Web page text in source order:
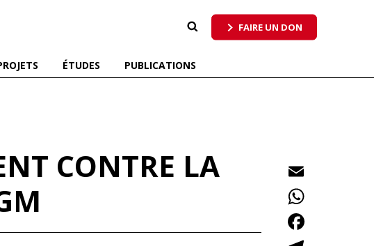
FAIRE UN DON
ÉTUDES PUBLICATIONS
CONTRE LA